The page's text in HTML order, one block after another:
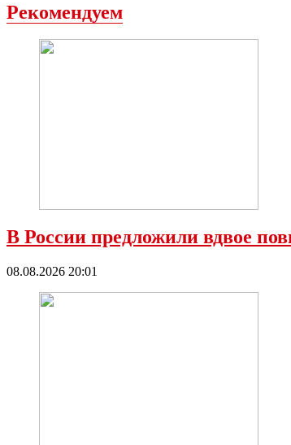
Рекомендуем
В России предложили вдвое
08.08.2026 20:01